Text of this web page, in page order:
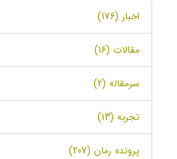
اخبار (176)
مقالات (16)
سرمقاله (2)
تجربه (13)
پرونده رمان (207)